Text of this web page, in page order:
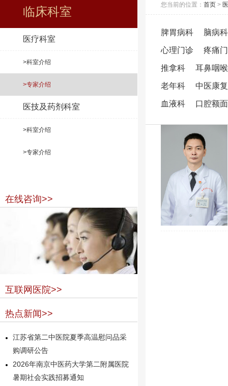
临床科室
医疗科室
>科室介绍
>专家介绍
医技及药剂科室
>科室介绍
>专家介绍
在线咨询>>
互联网医院>>
热点新闻>>
江苏省第二中医院夏季高温慰问品采
购调研公告
2026年南京中医药大学第二附属医院
暑期社会实践招募通知
您当前的位置： 首页 >
脾胃病科 脑病科
心理门诊 疼痛
推拿科 耳鼻咽
老年科 中医康
血液科 口腔额